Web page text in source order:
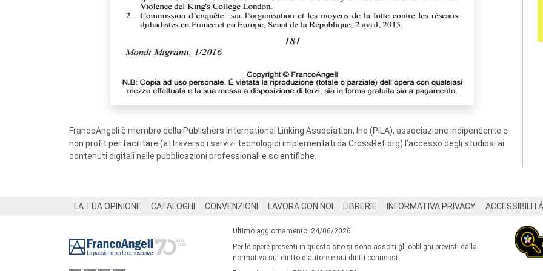
FrancoAngeli è membro della Publishers International Linking Association, Inc (PILA), associazione indipendente e
non profit per facilitare (attraverso i servizi tecnologici implementati da CrossRef.org) l’accesso degli studiosi ai
contenuti digitali nelle pubblicazioni professionali e scientifiche.
LA TUA OPINIONE CATALOGHI CONVENZIONI LAVORA CON NOI LIBRERIE INFORMATIVA PRIVACY ACCESSIBILITÁ
Ultimo aggiornamento: 24/06/2026
Per le opere presenti in questo sito si sono assolti gli obblighi previsti dalla
normativa sul diritto d'autore e sui diritti connessi.